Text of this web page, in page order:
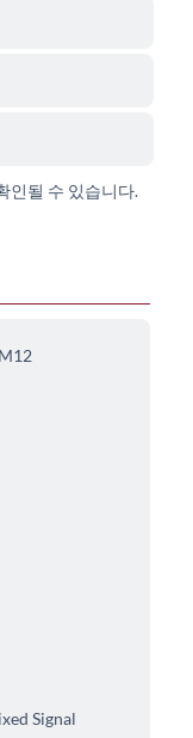
인될 수 있습니다.
Signal